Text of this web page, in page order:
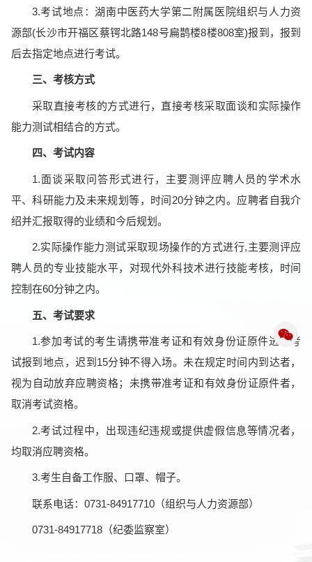
3.考试地点：湖南中医药大学第二附属医院组织与人力资
源部(长沙市开福区蔡锷北路148号扁鹊楼8楼808室)报到，报到
后去指定地点进行考试。
三、考核方式
采取直接考核的方式进行，直接考核采取面谈和实际操作
能力测试相结合的方式。
四、考试内容
1.面谈采取问答形式进行，主要测评应聘人员的学术水
平、科研能力及未来规划等，时间20分钟之内。应聘者自我介
绍并汇报取得的业绩和今后规划。
2.实际操作能力测试采取现场操作的方式进行,主要测评应
聘人员的专业技能水平，对现代外科技术进行技能考核，时间
控制在60分钟之内。
五、考试要求
1.参加考试的考生请携带准考证和有效身份证原件进入考
试报到地点，迟到15分钟不得入场。未在规定时间内到达者，
视为自动放弃应聘资格；未携带准考证和有效身份证原件者，
取消考试资格。
2.考试过程中，出现违纪违规或提供虚假信息等情况者，
均取消应聘资格。
3.考生自备工作服、口罩、帽子。
联系电话：0731-84917710（组织与人力资源部）
0731-84917718（纪委监察室）